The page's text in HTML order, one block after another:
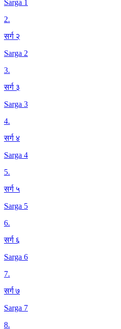
Sarga 1
2.
सर्ग २
Sarga 2
3.
सर्ग ३
Sarga 3
4.
सर्ग ४
Sarga 4
5.
सर्ग ५
Sarga 5
6.
सर्ग ६
Sarga 6
7.
सर्ग ७
Sarga 7
8.